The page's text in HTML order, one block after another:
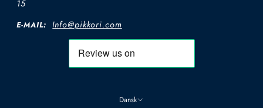
15
E-MAIL: Info@pikkori.com
Dansk